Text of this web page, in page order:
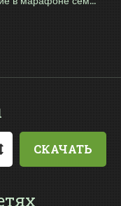
СКАЧАТЬ